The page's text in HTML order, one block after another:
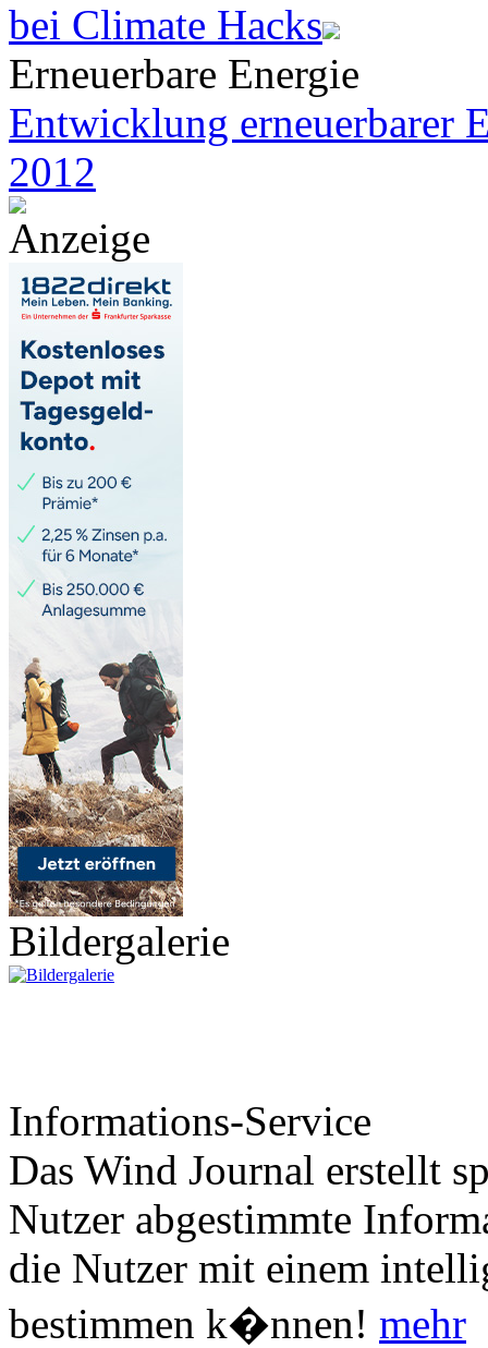
bei Climate Hacks
Erneuerbare Energie
Entwicklung erneuerbarer
2012
Anzeige
Bildergalerie
Informations-Service
Das Wind Journal erstellt
Nutzer abgestimmte
die Nutzer mit einem
bestimmen k�nnen! mehr